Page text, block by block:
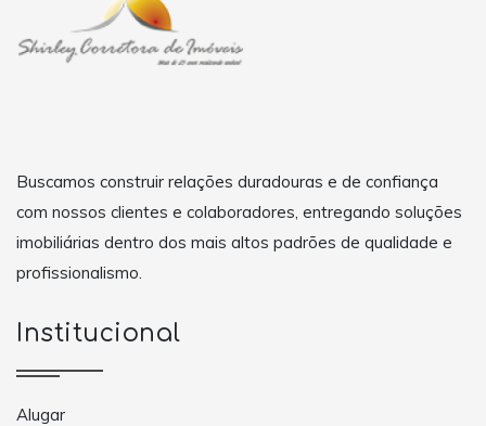
Buscamos construir relações duradouras e de confiança
com nossos clientes e colaboradores, entregando soluções
imobiliárias dentro dos mais altos padrões de qualidade e
profissionalismo.
Institucional
Alugar